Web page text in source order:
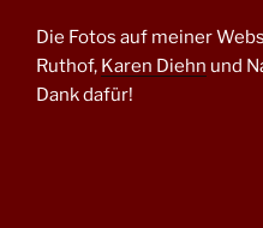
Die Fotos auf meiner
Ruthof, Karen Diehn und
Dank dafür!